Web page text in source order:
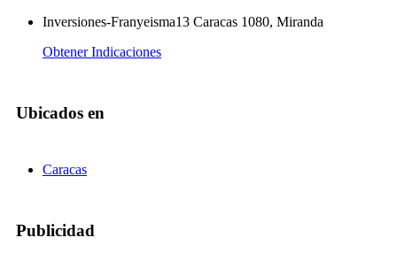
Inversiones-Franyeisma13 Caracas 1080, Miranda
Obtener Indicaciones
Ubicados en
Caracas
Publicidad